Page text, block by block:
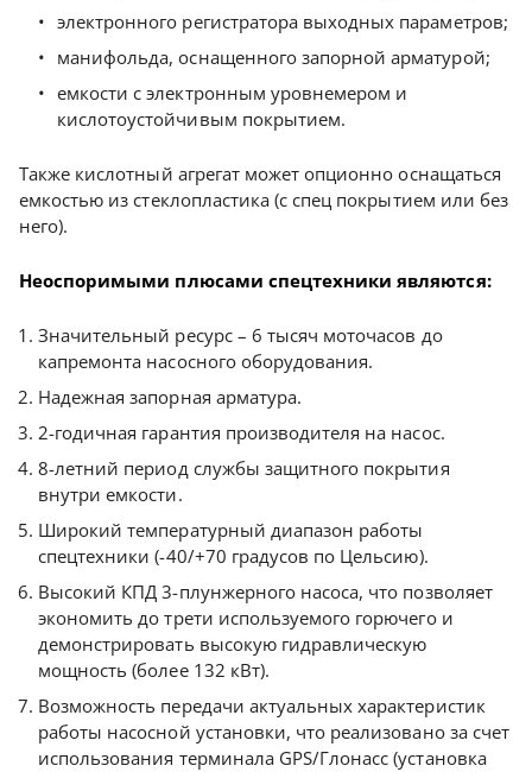
электронного регистратора выходных параметров;
манифольда, оснащенного запорной арматурой;
емкости с электронным уровнемером и
кислотоустойчивым покрытием.
Также кислотный агрегат может опционно оснащаться
емкостью из стеклопластика (с спец покрытием или без
него).
Неоспоримыми плюсами спецтехники являются:
Значительный ресурс – 6 тысяч моточасов до
капремонта насосного оборудования.
Надежная запорная арматура.
2-годичная гарантия производителя на насос.
8-летний период службы защитного покрытия
внутри емкости.
Широкий температурный диапазон работы
спецтехники (-40/+70 градусов по Цельсию).
Высокий КПД 3-плунжерного насоса, что позволяет
экономить до трети используемого горючего и
демонстрировать высокую гидравлическую
мощность (более 132 кВт).
Возможность передачи актуальных характеристик
работы насосной установки, что реализовано за счет
использования терминала GPS/Глонасс (установка